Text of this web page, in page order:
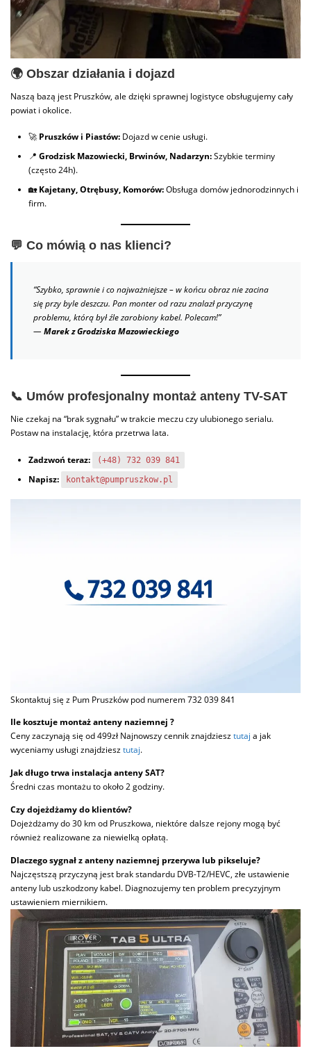
🌍 Obszar działania i dojazd
Naszą bazą jest Pruszków, ale dzięki sprawnej logistyce obsługujemy cały
powiat i okolice.
🚀Pruszków i Piastów: Dojazd w cenie usługi.
📍Grodzisk Mazowiecki, Brwinów, Nadarzyn:Szybkie terminy
(często 24h).
🏡Kajetany, Otrębusy, Komorów:Obsługa domów jednorodzinnych i
firm.
💬 Co mówią o nas klienci?
“Szybko, sprawnie i co najważniejsze – w końcu obraz nie zacina
się przy byle deszczu. Pan monter od razu znalazł przyczynę
problemu, którą był źle zarobiony kabel. Polecam!”
— Marek z Grodziska Mazowieckiego
📞 Umów profesjonalny montaż anteny TV-SAT
Nie czekaj na “brak sygnału” w trakcie meczu czy ulubionego serialu.
Postaw na instalację, która przetrwa lata.
Zadzwoń teraz: (+48) 732 039 841
Napisz: kontakt@pumpruszkow.pl
Skontaktuj się z Pum Pruszków pod numerem 732 039 841
Ile kosztuje montaż anteny naziemnej ?
Ceny zaczynają się od 499zł Najnowszy cennik znajdziesztutaj a jak
wyceniamy usługi znajdziesztutaj.
Jak długo trwa instalacja anteny SAT?
Średni czas montażu to około 2 godziny.
Czy dojeżdżamy do klientów?
Dojeżdżamy do 30 km od Pruszkowa, niektóre dalsze rejony mogą być
również realizowane za niewielką opłatą.
Dlaczego sygnał z anteny naziemnej przerywa lub pikseluje?
Najczęstszą przyczyną jest brak standardu DVB-T2/HEVC, złe ustawienie
anteny lub uszkodzony kabel. Diagnozujemy ten problem precyzyjnym
ustawieniem miernikiem.